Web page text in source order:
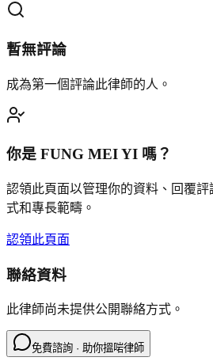
暫無評論
成為第一個評論此律師的人。
你是 FUNG MEI YI 嗎？
認領此頁面以管理你的資料、回覆
式和專長範疇。
認領此頁面
聯絡資料
此律師尚未提供公開聯絡方式。
免費諮詢 · 助你搵啱律師